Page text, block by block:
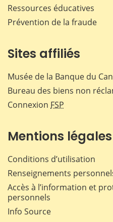
Ressources éducatives
Prévention de la fraude
Sites affiliés
Musée de la Banque du
Bureau des biens non
Connexion FSP
Mentions légales
Conditions d’utilisation
Renseignements
Accès à l’information et
personnels
Info Source